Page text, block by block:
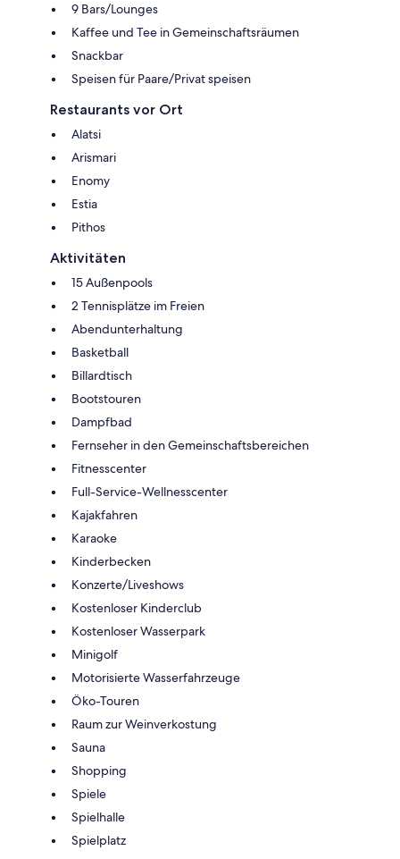
9 Bars/Lounges
Kaffee und Tee in Gemeinschaftsräumen
Snackbar
Speisen für Paare/Privat speisen
Restaurants vor Ort
Alatsi
Arismari
Enomy
Estia
Pithos
Aktivitäten
15 Außenpools
2 Tennisplätze im Freien
Abendunterhaltung
Basketball
Billardtisch
Bootstouren
Dampfbad
Fernseher in den Gemeinschaftsbereichen
Fitnesscenter
Full-Service-Wellnesscenter
Kajakfahren
Karaoke
Kinderbecken
Konzerte/Liveshows
Kostenloser Kinderclub
Kostenloser Wasserpark
Minigolf
Motorisierte Wasserfahrzeuge
Öko-Touren
Raum zur Weinverkostung
Sauna
Shopping
Spiele
Spielhalle
Spielplatz